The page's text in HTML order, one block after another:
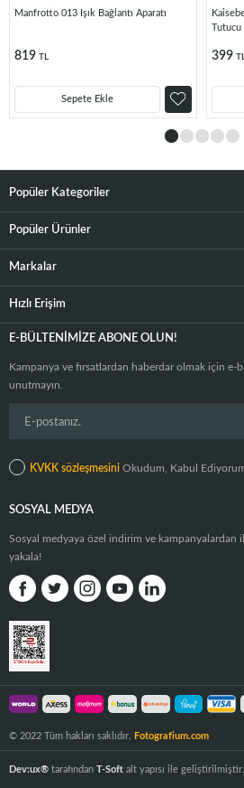
Manfrotto 013 Işık Bağlantı Aparatı
819 TL
Sepete Ekle
Tutucu
399
Popüler Kategoriler
Popüler Ürünler
Markalar
Hızlı Erişim
E-BÜLTENIMIZE ABONE OLUN!
Kampanya ve fırsatlardan haberdar olmak için e-
unutmayın.
KVKK sözleşmesini Okudum, Kabul
SOSYAL MEDYA
Sosyal medyaya özel indirim ve kampanyalardan
yakala!
© 2022 Tüm hakları saklıdır. Fotografium.com
Dev:ux® tarafından T-Soft alt yapısı ile geliştirilmiştir.